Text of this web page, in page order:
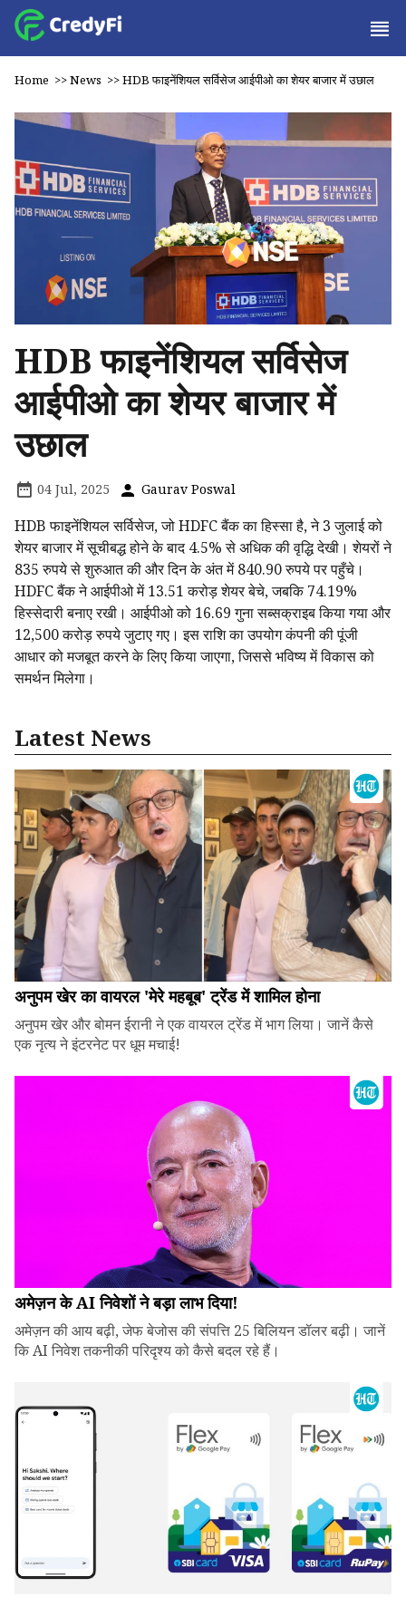
Home >>News >>HDB फाइनेंशियल सर्विसेज आईपीओ का शेयर बाजार में उछाल
HDB फाइनेंशियल सर्विसेज
आईपीओ का शेयर बाजार में
उछाल
04 Jul, 2025 Gaurav Poswal
HDB फाइनेंशियल सर्विसेज, जो HDFC बैंक का हिस्सा है, ने 3 जुलाई को
शेयर बाजार में सूचीबद्ध होने के बाद 4.5% से अधिक की वृद्धि देखी। शेयरों ने
835 रुपये से शुरुआत की और दिन के अंत में 840.90 रुपये पर पहुँचे।
HDFC बैंक ने आईपीओ में 13.51 करोड़ शेयर बेचे, जबकि 74.19%
हिस्सेदारी बनाए रखी। आईपीओ को 16.69 गुना सब्सक्राइब किया गया और
12,500 करोड़ रुपये जुटाए गए। इस राशि का उपयोग कंपनी की पूंजी
आधार को मजबूत करने के लिए किया जाएगा, जिससे भविष्य में विकास को
समर्थन मिलेगा।
Latest News
अनुपम खेर का वायरल 'मेरे महबूब' ट्रेंड में शामिल होना
अनुपम खेर और बोमन ईरानी ने एक वायरल ट्रेंड में भाग लिया। जानें कैसे
एक नृत्य ने इंटरनेट पर धूम मचाई!
अमेज़न के AI निवेशों ने बड़ा लाभ दिया!
अमेज़न की आय बढ़ी, जेफ बेजोस की संपत्ति 25 बिलियन डॉलर बढ़ी। जानें
कि AI निवेश तकनीकी परिदृश्य को कैसे बदल रहे हैं।